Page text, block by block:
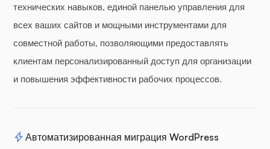
технических навыков, единой панелью управления для
всех ваших сайтов и мощными инструментами для
совместной работы, позволяющими предоставлять
клиентам персонализированный доступ для организации
и повышения эффективности рабочих процессов.
Автоматизированная миграция WordPress